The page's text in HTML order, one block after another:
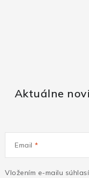
Aktuálne
Email
Vložením e-mailu